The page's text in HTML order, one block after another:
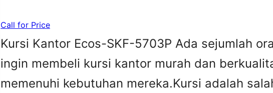
Call for Price
Kursi Kantor Ecos-SKF-5703P Ada sejumlah
ingin membeli kursi kantor murah dan
memenuhi kebutuhan mereka.Kursi adalah